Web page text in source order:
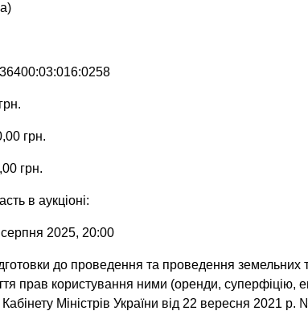
грн.
грн.
в аукціоні:
2025, 20:00
до проведення та проведення земельних
прав користування ними (оренди, суперфіцію,
Міністрів України від 22 вересня 2021